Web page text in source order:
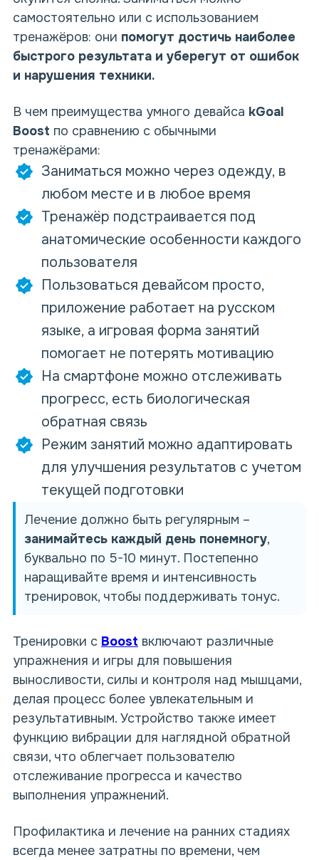
самостоятельно или с использованием
тренажёров: они помогут достичь наиболее
быстрого результата и уберегут от ошибок
и нарушения техники.
В чем преимущества умного девайса kGoal
Boost по сравнению с обычными
тренажёрами:
Заниматься можно через одежду, в
любом месте и в любое время
Тренажёр подстраивается под
анатомические особенности каждого
пользователя
Пользоваться девайсом просто,
приложение работает на русском
языке, а игровая форма занятий
помогает не потерять мотивацию
На смартфоне можно отслеживать
прогресс, есть биологическая
обратная связь
Режим занятий можно адаптировать
для улучшения результатов с учетом
текущей подготовки
Лечение должно быть регулярным –
занимайтесь каждый день понемногу,
буквально по 5-10 минут. Постепенно
наращивайте время и интенсивность
тренировок, чтобы поддерживать тонус.
Тренировки с Boost включают различные
упражнения и игры для повышения
выносливости, силы и контроля над мышцами,
делая процесс более увлекательным и
результативным. Устройство также имеет
функцию вибрации для наглядной обратной
связи, что облегчает пользователю
отслеживание прогресса и качество
выполнения упражнений.
Профилактика и лечение на ранних стадиях
всегда менее затратны по времени, чем